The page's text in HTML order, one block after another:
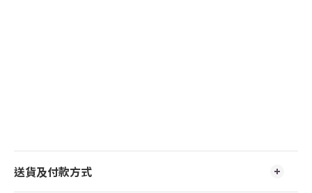
送貨及付款方式